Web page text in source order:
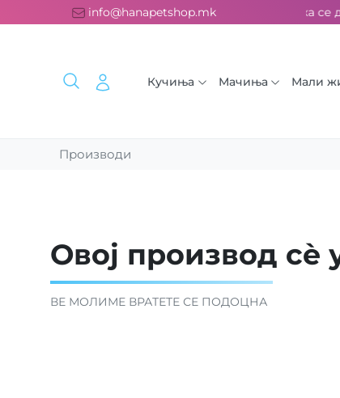
info@hanapetshop.mk
испорака над 2000 ден. ››› 2% од секоја сметка се
Кучиња Мачиња Мали
Производи
Овој производ сè
ВЕ МОЛИМЕ ВРАТЕТЕ СЕ ПОДОЦНА